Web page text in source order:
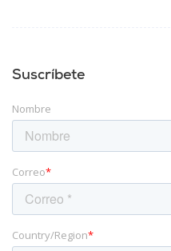
Suscríbete
Nombre
Correo*
Country/Region*